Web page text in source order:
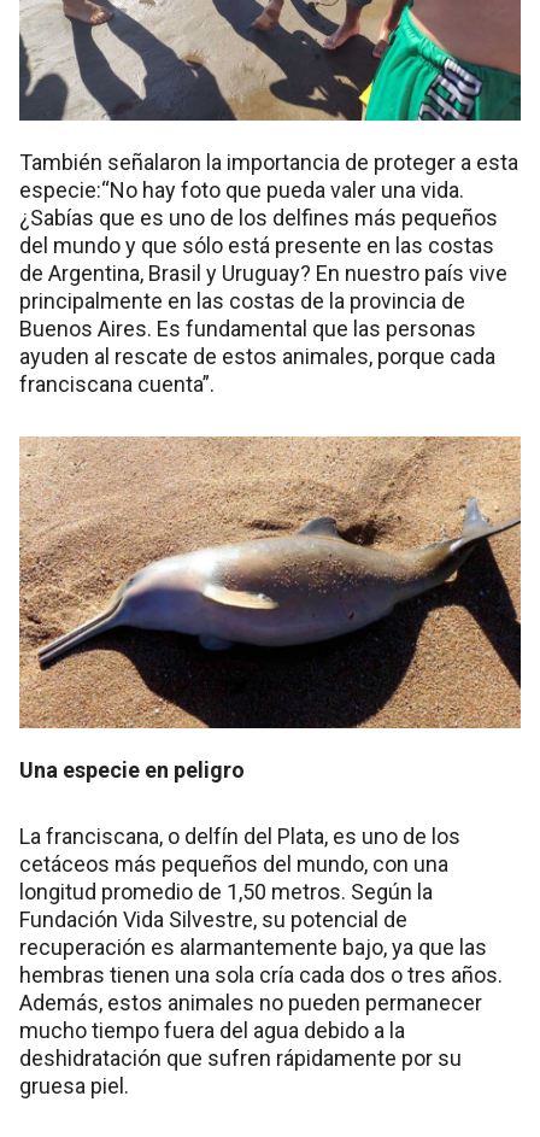
También señalaron la importancia de proteger a esta
especie:“No hay foto que pueda valer una vida.
¿Sabías que es uno de los delfines más pequeños
del mundo y que sólo está presente en las costas
de Argentina, Brasil y Uruguay? En nuestro país vive
principalmente en las costas de la provincia de
Buenos Aires. Es fundamental que las personas
ayuden al rescate de estos animales, porque cada
franciscana cuenta”.
Una especie en peligro
La franciscana, o delfín del Plata, es uno de los
cetáceos más pequeños del mundo, con una
longitud promedio de 1,50 metros. Según la
Fundación Vida Silvestre, su potencial de
recuperación es alarmantemente bajo, ya que las
hembras tienen una sola cría cada dos o tres años.
Además, estos animales no pueden permanecer
mucho tiempo fuera del agua debido a la
deshidratación que sufren rápidamente por su
gruesa piel.